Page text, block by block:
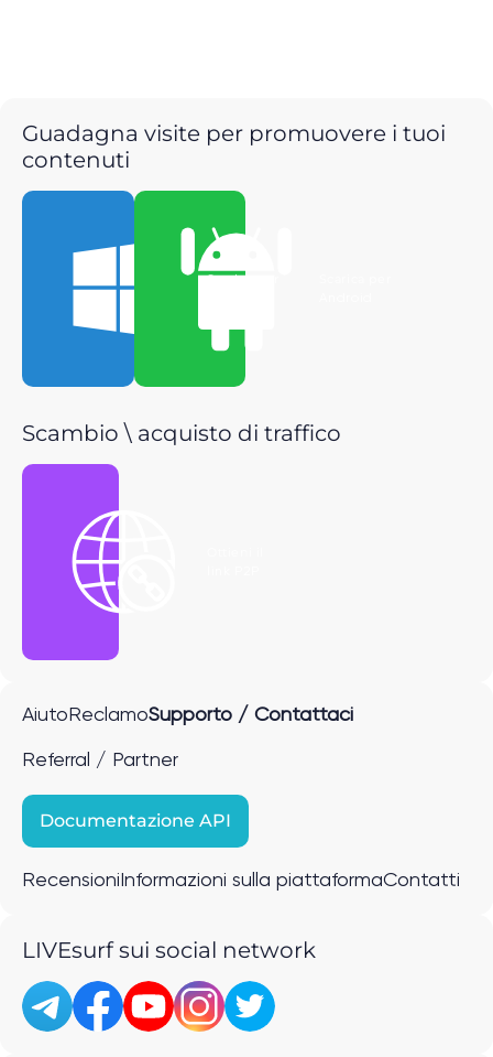
Guadagna visite per promuovere i tuoi
contenuti
Scarica per
Scambio \ acquisto di traffico
Aiuto ReclamoSupporto / Contattaci
Referral / Partner
Documentazione API
Recensioni Informazioni sulla piattaformaContatti
LIVEsurf sui social network